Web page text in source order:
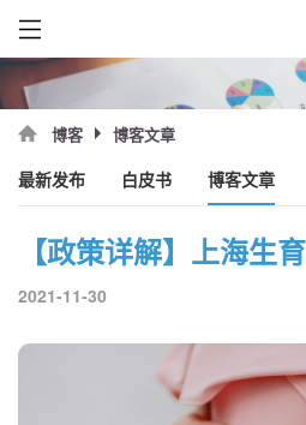
博客 博客文章
最新发布 白皮书 博客文章
2021-11-30